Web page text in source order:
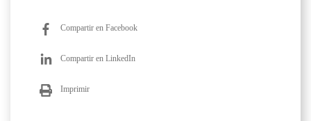
Compartir en Facebook
Compartir en LinkedIn
Imprimir